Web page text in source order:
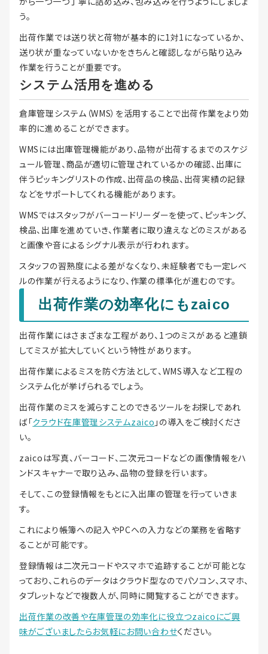
う。
出荷作業では送り状と荷物が基本的に1対1になっているか、
送り状が重なっていないかをきちんと確認しながら貼り込み
作業を行うことが重要です。
システム活用を進める
倉庫管理システム（WMS）を活用することで出荷作業をより効
率的に進めることができます。
WMSには出庫管理機能があり、品物が出荷するまでのスケジ
ュール管理、商品が適切に管理されているかの確認、出庫に
伴うピッキングリストの作成、出荷品の検品、出荷実績の記録
などをサポートしてくれる機能があります。
WMSではスタッフがバーコードリーダーを使って、ピッキング、
検品、出庫を進めていき、作業者に取り違えなどのミスがある
と画像や音によるシグナル表示が行われます。
スタッフの習熟度による差がなくなり、未経験者でも一定レベ
ルの作業が行えるようになり、作業の標準化が進むのです。
出荷作業の効率化にもzaico
出荷作業にはさまざまな工程があり、1つのミスがあると連鎖
してミスが拡大していくという特性があります。
出荷作業によるミスを防ぐ方法として、WMS導入など工程の
システム化が挙げられるでしょう。
出荷作業のミスを減らすことのできるツールをお探しであれ
ば「クラウド在庫管理システムzaico 」の導入をご検討くださ
い。
zaicoは写真、バーコード、二次元コードなどの画像情報をハ
ンドスキャナーで取り込み、品物の登録を行います。
そして、この登録情報をもとに入出庫の管理を行っていきま
す。
これにより帳簿への記入やPCへの入力などの業務を省略す
ることが可能です。
登録情報は二次元コードやスマホで追跡することが可能とな
っており、これらのデータはクラウド型なのでパソコン、スマホ、
タブレットなどで複数人が、同時に閲覧することができます。
出荷作業の改善や在庫管理の効率化に役立つzaicoにご興
味がございましたらお気軽にお問い合わせください。